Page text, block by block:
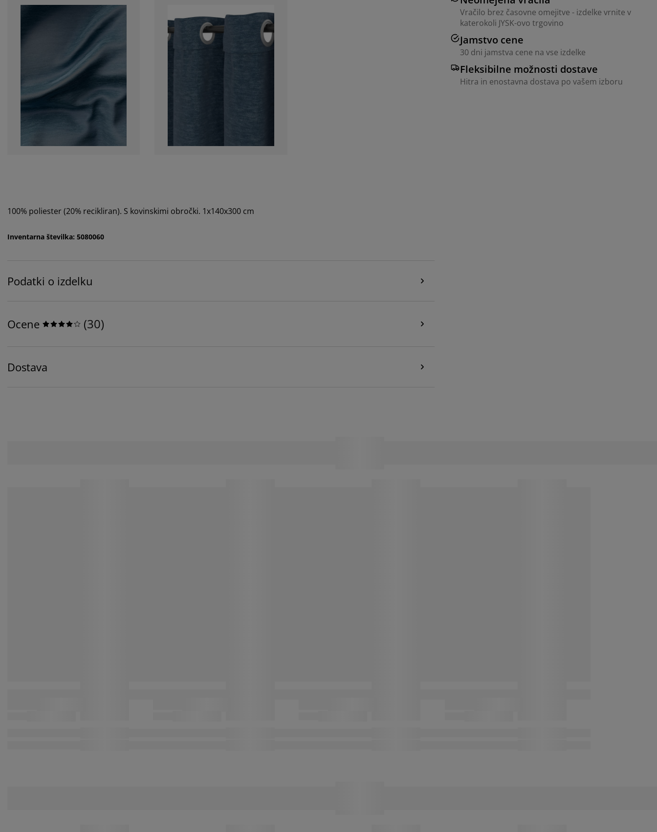
Vračilo brez časovne omejitve - izdelke vrnite v
katerokoli JYSK-ovo trgovino
Jamstvo cene
30 dni jamstva cene na vse izdelke
Fleksibilne možnosti dostave
Hitra in enostavna dostava po vašem izboru
100% poliester (20% recikliran). S kovinskimi obročki. 1x140x300 cm
Inventarna številka: 5080060
Podatki o izdelku
Ocene (30)
Dostava